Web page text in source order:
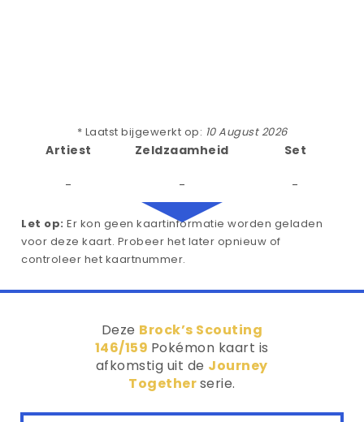
* Laatst bijgewerkt op: 10 August 2026
Artiest
-
Zeldzaamheid
-
Set
-
Let op: Er kon geen kaartinformatie worden geladen
voor deze kaart. Probeer het later opnieuw of
controleer het kaartnummer.
Deze Brock’s Scouting
146/159 Pokémon kaart is
afkomstig uit de Journey
Togetherserie.